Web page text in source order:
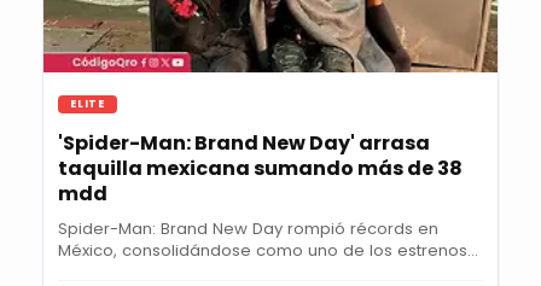
ELITE
'Spider-Man: Brand New Day' arrasa
taquilla mexicana sumando más de 38
mdd
Spider-Man: Brand New Day rompió récords en
México, consolidándose como uno de los estrenos